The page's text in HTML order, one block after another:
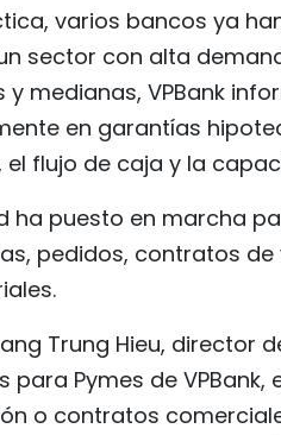
varios bancos ya
sector con alta
y medianas, VPBank
en garantías
el flujo de caja y la
ha puesto en marcha
pedidos, contratos
Trung Hieu, director
para Pymes de
o contratos